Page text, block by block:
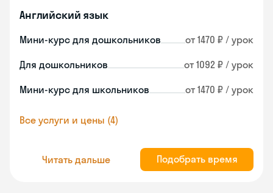
Английский язык
Мини-курс для дошкольников от 1470 ₽ / урок
Для дошкольников от 1092 ₽ / урок
Мини-курс для школьников от 1470 ₽ / урок
Все услуги и цены (4)
Читать дальше Подобрать время